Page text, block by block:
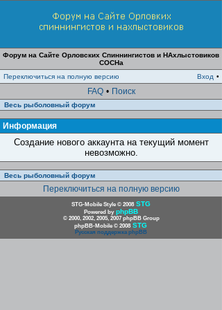
Форум на Сайте Орловских Спиннингистов и НАхлыстовиков
СОСНа
Переключиться на полную версию
Вход •
FAQ • Поиск
Весь рыболовный форум
Информация
Создание нового аккаунта на текущий момент
невозможно.
Весь рыболовный форум
Переключиться на полную версию
STG-Mobile Style © 2008 STG
Powered by phpBB
© 2000, 2002, 2005, 2007 phpBB Group
phpBB-Mobile © 2008 STG
Русская поддержка phpBB